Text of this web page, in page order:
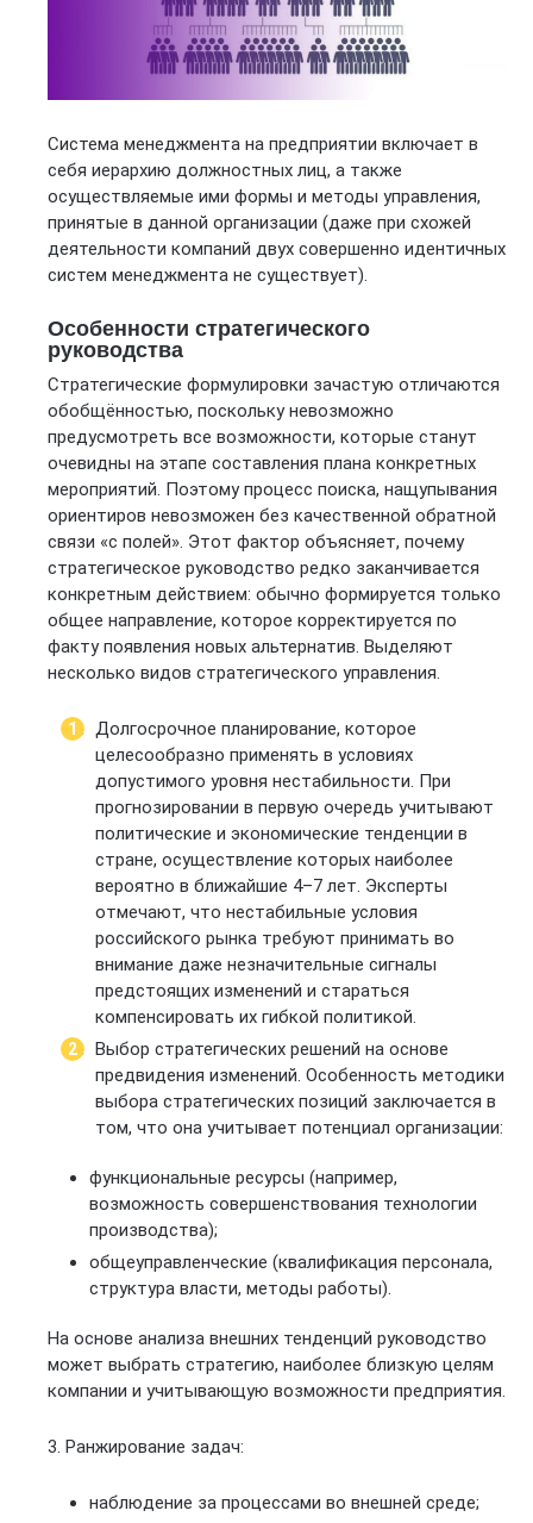
Система менеджмента на предприятии включает в
себя иерархию должностных лиц, а также
осуществляемые ими формы и методы управления,
принятые в данной организации (даже при схожей
деятельности компаний двух совершенно идентичных
систем менеджмента не существует).
Особенности стратегического
руководства
Стратегические формулировки зачастую отличаются
обобщённостью, поскольку невозможно
предусмотреть все возможности, которые станут
очевидны на этапе составления плана конкретных
мероприятий. Поэтому процесс поиска, нащупывания
ориентиров невозможен без качественной обратной
связи «с полей». Этот фактор объясняет, почему
стратегическое руководство редко заканчивается
конкретным действием: обычно формируется только
общее направление, которое корректируется по
факту появления новых альтернатив. Выделяют
несколько видов стратегического управления.
Долгосрочное планирование, которое
целесообразно применять в условиях
допустимого уровня нестабильности. При
прогнозировании в первую очередь учитывают
политические и экономические тенденции в
стране, осуществление которых наиболее
вероятно в ближайшие 4–7 лет. Эксперты
отмечают, что нестабильные условия
российского рынка требуют принимать во
внимание даже незначительные сигналы
предстоящих изменений и стараться
компенсировать их гибкой политикой.
Выбор стратегических решений на основе
предвидения изменений. Особенность методики
выбора стратегических позиций заключается в
том, что она учитывает потенциал организации:
функциональные ресурсы (например,
возможность совершенствования технологии
производства);
общеуправленческие (квалификация персонала,
структура власти, методы работы).
На основе анализа внешних тенденций руководство
может выбрать стратегию, наиболее близкую целям
компании и учитывающую возможности предприятия.
3. Ранжирование задач:
наблюдение за процессами во внешней среде;